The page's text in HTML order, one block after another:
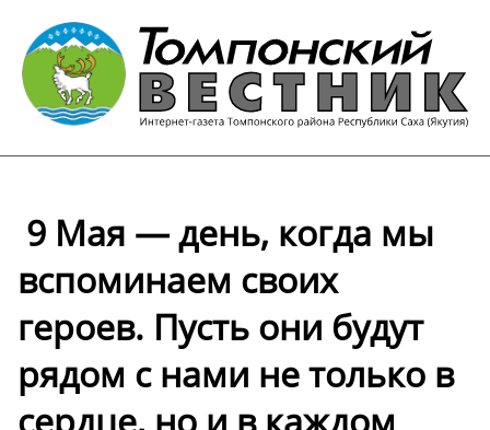
️ 9 Мая — день, когда мы
вспоминаем своих
героев. Пусть они будут
рядом с нами не только в
сердце, но и в каждом